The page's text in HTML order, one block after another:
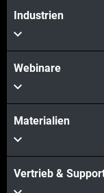
Industrien
Webinare
Materialien
Vertrieb &